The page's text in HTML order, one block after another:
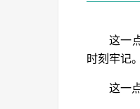
这一
时刻牢记。
这一